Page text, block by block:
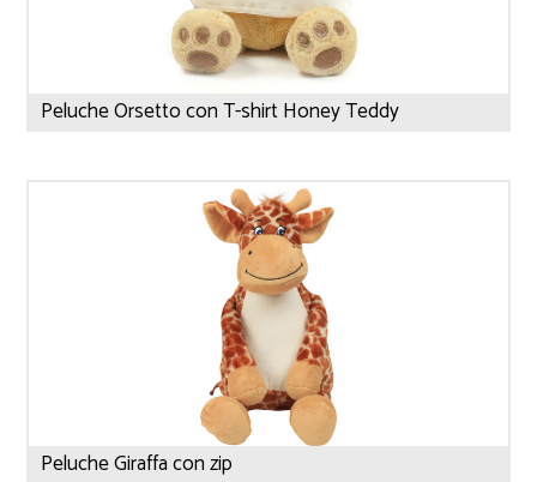
Peluche Orsetto con T-shirt Honey Teddy
Peluche Giraffa con zip